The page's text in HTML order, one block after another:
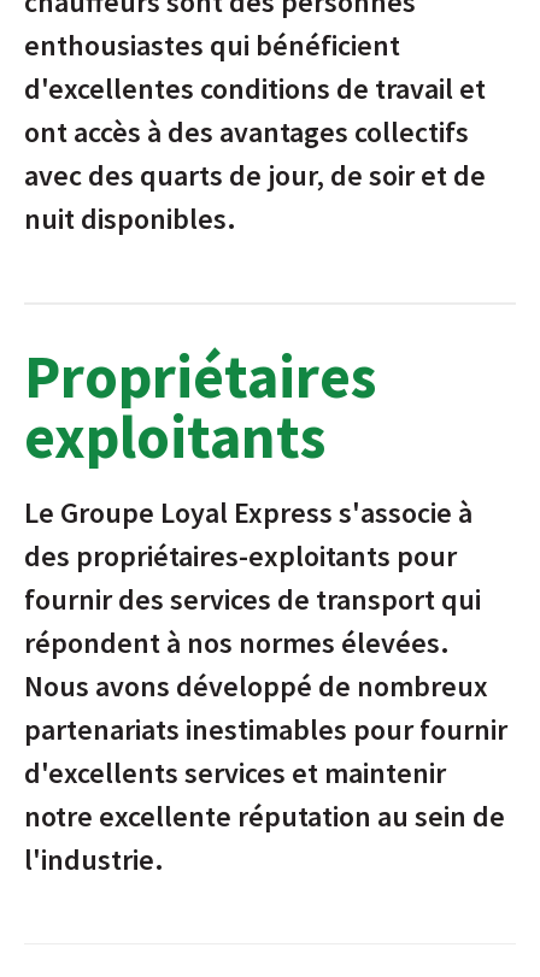
enthousiastes qui bénéficient
d'excellentes conditions de travail et
ont accès à des avantages collectifs
avec des quarts de jour, de soir et de
nuit disponibles.
Propriétaires
exploitants
Le Groupe Loyal Express s'associe à
des propriétaires-exploitants pour
fournir des services de transport qui
répondent à nos normes élevées.
Nous avons développé de nombreux
partenariats inestimables pour fournir
d'excellents services et maintenir
notre excellente réputation au sein de
l'industrie.